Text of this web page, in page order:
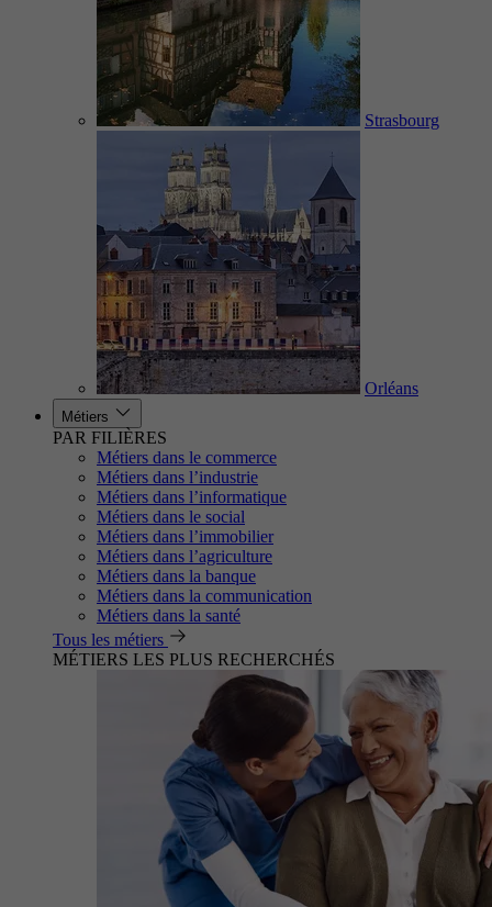
Strasbourg
Orléans
Métiers
PAR FILIÈRES
Métiers dans le commerce
Métiers dans l’industrie
Métiers dans l’informatique
Métiers dans le social
Métiers dans l’immobilier
Métiers dans l’agriculture
Métiers dans la banque
Métiers dans la communication
Métiers dans la santé
Tous les métiers
MÉTIERS LES PLUS RECHERCHÉS